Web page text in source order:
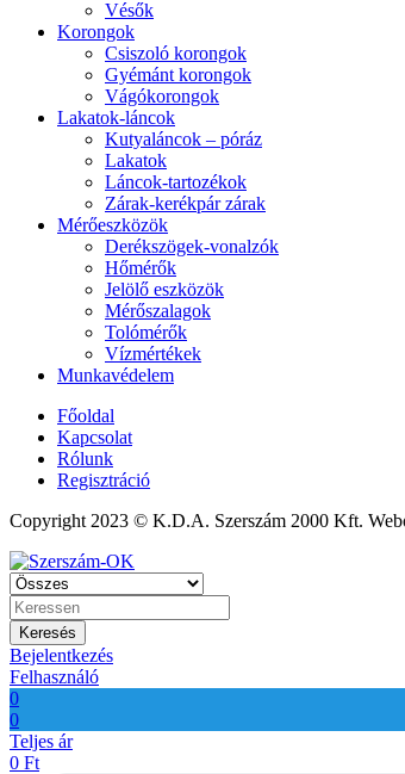
Vésők
Korongok
Csiszoló korongok
Gyémánt korongok
Vágókorongok
Lakatok-láncok
Kutyaláncok – póráz
Lakatok
Láncok-tartozékok
Zárak-kerékpár zárak
Mérőeszközök
Derékszögek-vonalzók
Hőmérők
Jelölő eszközök
Mérőszalagok
Tolómérők
Vízmértékek
Munkavédelem
Főoldal
Kapcsolat
Rólunk
Regisztráció
Copyright 2023 © K.D.A. Szerszám 2000 Kft.
Keresés
Bejelentkezés
Felhasználó
0
0
Teljes ár
0 Ft